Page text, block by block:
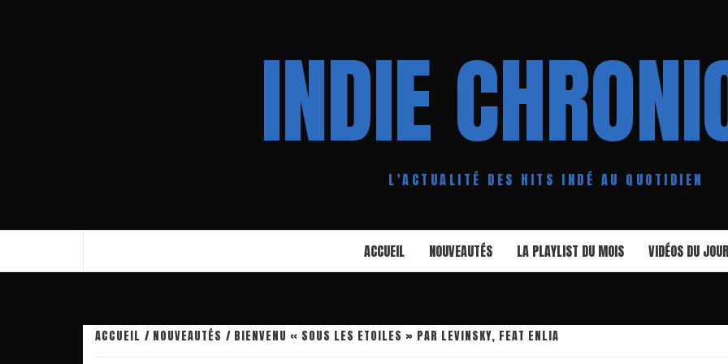
INDIE
L'ACTUALITÉ DES HITS INDÉ AU QUOTIDIEN
ACCUEIL NOUVEAUTÉS LA PLAYLIST DU MOIS VIDÉOS DU JOUR
ACCUEIL NOUVEAUTÉS BIENVENU « SOUS LES ETOILES » PAR LEVINSKY, FEAT ENLIA